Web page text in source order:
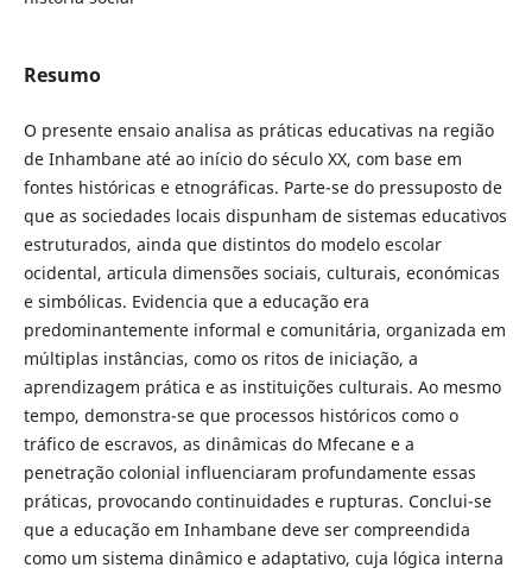
Resumo
O presente ensaio analisa as práticas educativas na região
de Inhambane até ao início do século XX, com base em
fontes históricas e etnográficas. Parte-se do pressuposto de
que as sociedades locais dispunham de sistemas educativos
estruturados, ainda que distintos do modelo escolar
ocidental, articula dimensões sociais, culturais, económicas
e simbólicas. Evidencia que a educação era
predominantemente informal e comunitária, organizada em
múltiplas instâncias, como os ritos de iniciação, a
aprendizagem prática e as instituições culturais. Ao mesmo
tempo, demonstra-se que processos históricos como o
tráfico de escravos, as dinâmicas do Mfecane e a
penetração colonial influenciaram profundamente essas
práticas, provocando continuidades e rupturas. Conclui-se
que a educação em Inhambane deve ser compreendida
como um sistema dinâmico e adaptativo, cuja lógica interna